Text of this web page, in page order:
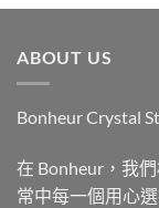
ABOUT US
Bonheur Crystal
在 Bonheur，我
常中每一個用心